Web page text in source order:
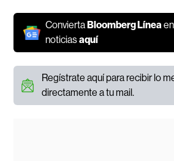
Convierta Bloomberg Línea
noticiasaquí
Regístrate aquí para recibir lo
directamente a tu mail.